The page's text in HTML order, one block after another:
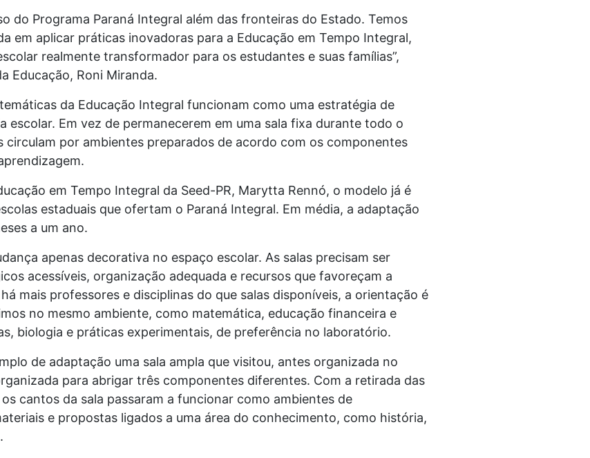
do Programa Paraná Integral além das fronteiras do Estado. Temos
em aplicar práticas inovadoras para a Educação em Tempo Integral,
realmente transformador para os estudantes e suas famílias”,
Educação, Roni Miranda.
da Educação Integral funcionam como uma estratégia de
escolar. Em vez de permanecerem em uma sala fixa durante todo o
circulam por ambientes preparados de acordo com os componentes
em Tempo Integral da Seed-PR, Marytta Rennó, o modelo já é
estaduais que ofertam o Paraná Integral. Em média, a adaptação
a um ano.
apenas decorativa no espaço escolar. As salas precisam ser
acessíveis, organização adequada e recursos que favoreçam a
mais professores e disciplinas do que salas disponíveis, a orientação é
no mesmo ambiente, como matemática, educação financeira e
biologia e práticas experimentais, de preferência no laboratório.
de adaptação uma sala ampla que visitou, antes organizada no
para abrigar três componentes diferentes. Com a retirada das
cantos da sala passaram a funcionar como ambientes de
e propostas ligados a uma área do conhecimento, como história,